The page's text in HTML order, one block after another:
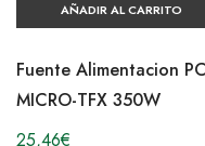
AÑADIR AL CARRITO
Fuente Alimentacion PC
MICRO-TFX 350W
25,46€